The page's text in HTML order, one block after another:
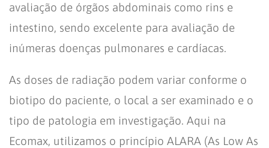
avaliação de órgãos abdominais como rins e
intestino, sendo excelente para avaliação de
inúmeras doenças pulmonares e cardíacas.
As doses de radiação podem variar conforme o
biotipo do paciente, o local a ser examinado e o
tipo de patologia em investigação. Aqui na
Ecomax, utilizamos o princípio ALARA (As Low As